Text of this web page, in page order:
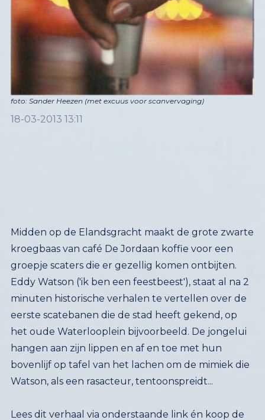
foto: Sander Heezen (met excuus voor scanvervaging)
18-03-2013 13:11
Midden op de Elandsgracht maakt de grote zwarte
kroegbaas van café De Jordaan koffie voor een
groepje scaters die er gezellig komen ontbijten.
Eddy Watson ('ik ben een feestbeest'), staat al na 2
minuten historische verhalen te vertellen over de
eerste scatebanen die de stad heeft gekend, op
het oude Waterlooplein bijvoorbeeld. De jongelui
hangen aan zijn lippen en af en toe met hun
bovenlijf op tafel van het lachen om de mimiek die
Watson, als een rasacteur, tentoonspreidt...
Lees dit verhaal via onderstaande link én koop de